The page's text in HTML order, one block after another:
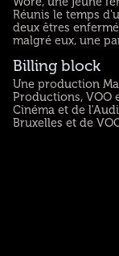
Réunis le temps
deux êtres
malgré eux, une
Billing block
Une production
Productions, VOO
Cinéma et de
Bruxelles et de